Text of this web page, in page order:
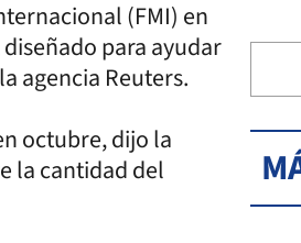
(FMI) en
para ayudar
agencia Reuters.
octubre, dijo la
la cantidad del